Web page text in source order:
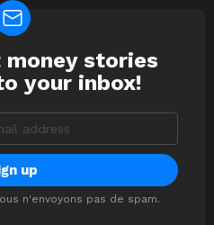
stories
your inbox!
n'envoyons pas de spam.